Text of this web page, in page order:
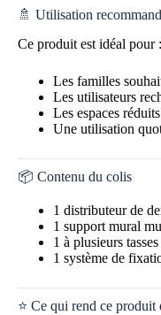
🚿 Utilisation
Ce produit est idéal pour :
Les familles
Les utilisateurs
Les espaces
Une utilisation
📦 Contenu du colis
1 distributeur de
1 support mural
1 à plusieurs
1 système de
⭐ Ce qui rend ce produit